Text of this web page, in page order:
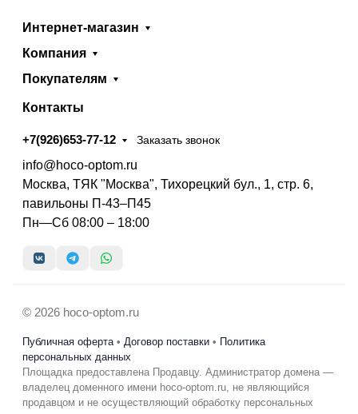
Интернет-магазин
Компания
Покупателям
Контакты
+7(926)653-77-12 Заказать звонок
info@hoco-optom.ru
Москва, ТЯК "Москва", Тихорецкий бул., 1, стр. 6,
павильоны П-43–П45
Пн—Сб 08:00 – 18:00
© 2026 hoco-optom.ru
Публичная оферта• Договор поставки • Политика
персональных данных
Площадка предоставлена Продавцу. Администратор домена —
владелец доменного имени hoco-optom.ru, не являющийся
продавцом и не осуществляющий обработку персональных